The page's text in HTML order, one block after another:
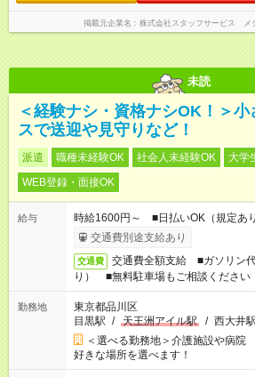
掲載元企業名 株式会社スタッフサービス メ
未読
＜経験ナシ・資格ナシOK！＞
スで送迎や見守りなど！
派遣 職種未経験OK 社会人未経験OK 大学
WEB登録・面接OK
給与
時給1600円～ ■日払いOK（規定あり
交通費別途支給あり
交通費
交通費全額支給 ■ガソリン
り） ■無料駐車場もご相談ください
勤務地
東京都品川区
目黒駅 / 天王洲アイル駅 / 西大井駅
＜選べる勤務地＞介護施設や病
好きな場所を選べます！